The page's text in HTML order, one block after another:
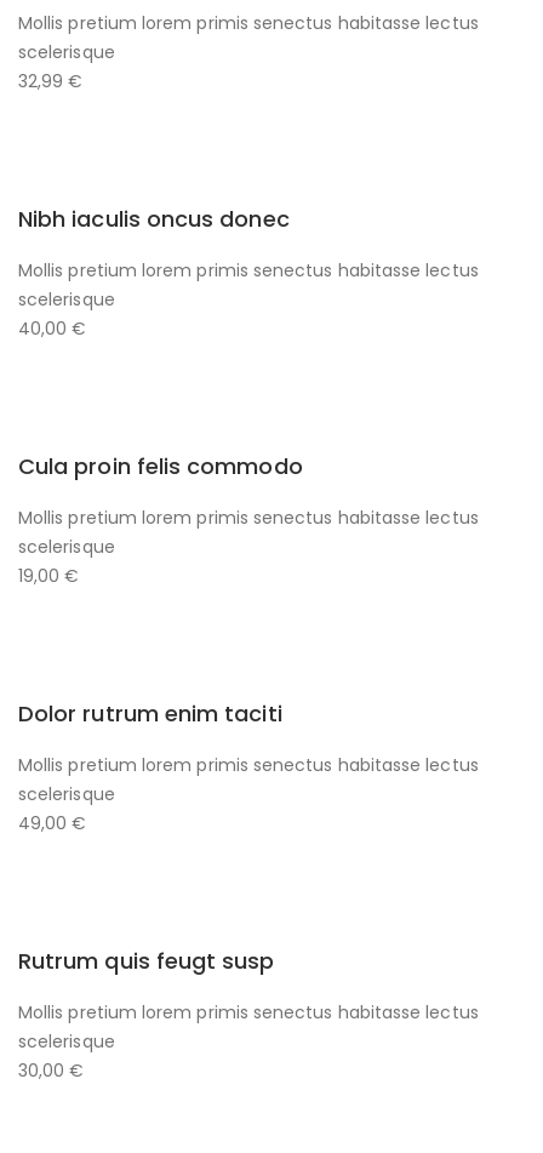
Mollis pretium lorem primis senectus habitasse lectus
scelerisque
32,99 €
Nibh iaculis oncus donec
Mollis pretium lorem primis senectus habitasse lectus
scelerisque
40,00 €
Cula proin felis commodo
Mollis pretium lorem primis senectus habitasse lectus
scelerisque
19,00 €
Dolor rutrum enim taciti
Mollis pretium lorem primis senectus habitasse lectus
scelerisque
49,00 €
Rutrum quis feugt susp
Mollis pretium lorem primis senectus habitasse lectus
scelerisque
30,00 €